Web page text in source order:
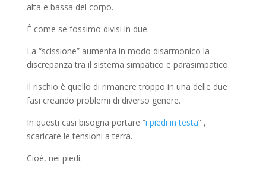
alta e bassa del corpo.
È come se fossimo divisi in due.
La “scissione” aumenta in modo disarmonico la
discrepanza tra il sistema simpatico e parasimpatico.
Il rischio è quello di rimanere troppo in una delle due
fasi creando problemi di diverso genere.
In questi casi bisogna portare “i piedi in testa” ,
scaricare le tensioni a terra.
Cioè, nei piedi.